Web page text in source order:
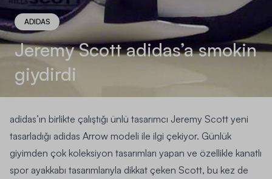
ADIDAS
Jeremy Scott adidas’a smokin
giydirdi
adidas’ın birlikte çalıştığı ünlü tasarımcı Jeremy Scott yeni
tasarladığı adidas Arrow modeli ile ilgi çekiyor. Günlük
giyimden çok koleksiyon tasarımları yapan ve özellikle kanatlı
spor ayakkabı tasarımlarıyla dikkat çeken Scott, bu kez de